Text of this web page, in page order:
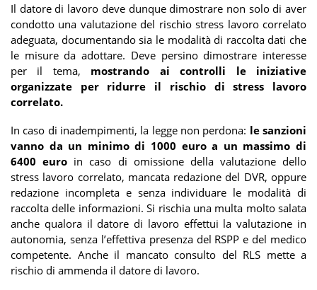
Il datore di lavoro deve dunque dimostrare non solo di aver
condotto una valutazione del rischio stress lavoro correlato
adeguata, documentando sia le modalità di raccolta dati che
le misure da adottare. Deve persino dimostrare interesse
per il tema, mostrando ai controlli le iniziative
organizzate per ridurre il rischio di stress lavoro
correlato.
In caso di inadempimenti, la legge non perdona: le sanzioni
vanno da un minimo di 1000 euro a un massimo di
6400 euro in caso di omissione della valutazione dello
stress lavoro correlato, mancata redazione del DVR, oppure
redazione incompleta e senza individuare le modalità di
raccolta delle informazioni. Si rischia una multa molto salata
anche qualora il datore di lavoro effettui la valutazione in
autonomia, senza l’effettiva presenza del RSPP e del medico
competente. Anche il mancato consulto del RLS mette a
rischio di ammenda il datore di lavoro.